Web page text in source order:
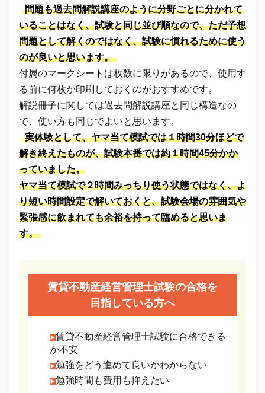
問題も過去問解説講座のように分野ごとに分かれて
いることはなく、試験と同じ並び順なので、ただ予想
問題として解くのではなく、試験に慣れるために使う
のが良いと思います。
付属のマークシートは枚数に限りがあるので、使用す
る前に何枚か印刷しておくのがおすすめです。
解説冊子に関しては過去問解説講座と同じ構造なの
で、使い方も同じでよいと思います。
実体験として、ヤマ当て模試では１時間30分ほどで
解き終えたものが、試験本番では約１時間45分かか
っていました。
ヤマ当て模試で２時間みっちり使う状態ではなく、よ
り短い時間設定で解いておくと、試験会場の雰囲気や
緊張感に飲まれても余裕を持って臨めると思いま
す。
賃貸不動産経営管理士試験の合格を
目指している方へ
賃貸不動産経営管理士試験に合格できる
か不安
勉強をどう進めて良いかわからない
勉強時間も費用も抑えたい